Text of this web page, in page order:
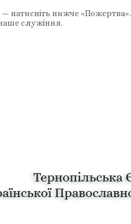
натисніть нижче «Пожертва».
служіння.